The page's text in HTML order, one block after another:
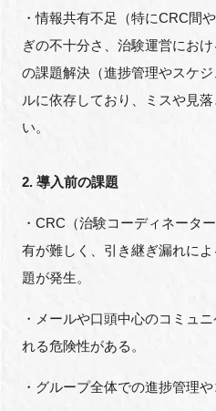
・情報共有不足（特にCRC間
ぎの不十分さ、治験運営にお
の課題解決（進捗管理やスケ
ルに依存しており、ミスや見
い。
2. 導入前の課題
・CRC（治験コーディネータ
有が難しく、引き継ぎ漏れに
題が発生。
・メールや口頭中心のコミュ
れる危険性がある。
・グループ全体での進捗管理